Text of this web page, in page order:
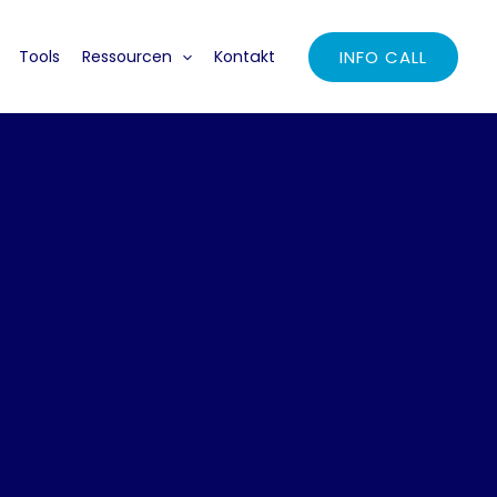
Tools Ressourcen Kontakt INFO CALL